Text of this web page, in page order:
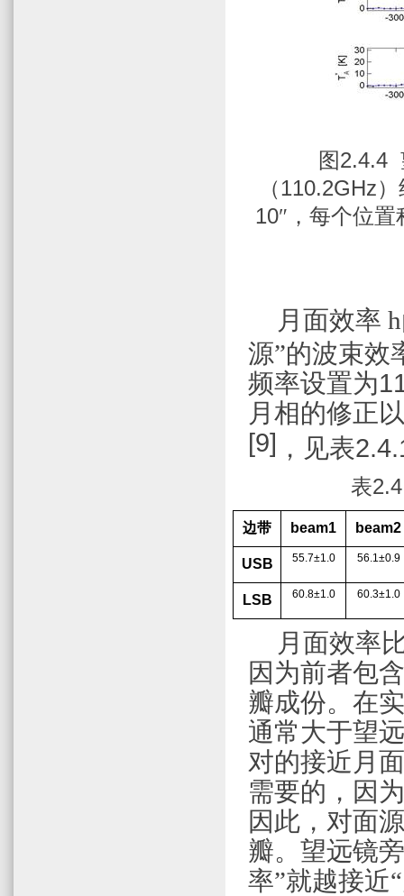
图2.4.4
（110.2GHz
10″，每个位置
月面效率 h
源”的波束效
频率设置为
月相的修正
[9] ， 见表
表
边带 beam1 beam2
USB 55.7±1.0 56.1±0.9
LSB 60.8±1.0 60.3±1.0
月面效率
因为前者包
瓣成份。在
通常大于望
对的接近月
需要的，因
因此，对面
瓣。望远镜
率”就越接近